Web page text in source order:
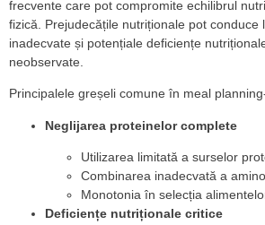
frecvente care pot compromite echilibrul
fizică. Prejudecățile nutriționale pot conduce
inadecvate și potențiale deficiențe
neobservate.
Principalele greșeli comune în meal
Neglijarea proteinelor complete
Utilizarea limitată a surselor
Combinarea inadecvată a
Monotonia în selecția
Deficiențe nutriționale critice